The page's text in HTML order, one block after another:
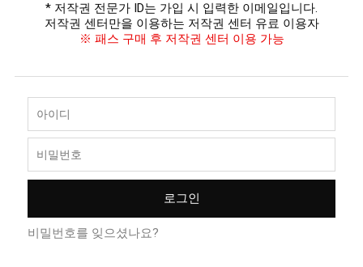
* 저작권 전문가 ID는 가입 시 입력한 이메일입니다.
저작권 센터만을 이용하는 저작권 센터 유료 이용자
※ 패스 구매 후 저작권 센터 이용 가능
비밀번호를 잊으셨나요?